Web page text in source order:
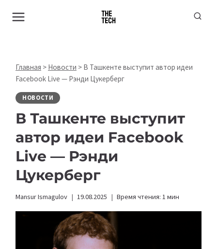
Главная > Новости > В Ташкенте выступит автор идеи
Facebook Live — Рэнди Цукерберг
НОВОСТИ
В Ташкенте выступит
автор идеи Facebook
Live — Рэнди
Цукерберг
Mansur Ismagulov 19.08.2025 Время чтения: 1 мин